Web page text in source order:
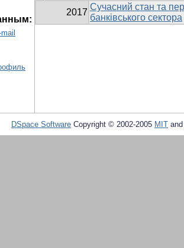
2017
Сучасний стан та
банківського сектора
DSpace Software Copyright © 2002-2005 MIT